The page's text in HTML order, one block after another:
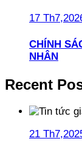
17
CHÍNH
NHÂN
Recent
21